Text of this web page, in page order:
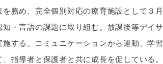
務め、完全個別対応の療育施設として３
・言語の課題に取り組む。放課後等デイ
する。コミュニケーションから運動、学
指導者と保護者と共に成長を促している。